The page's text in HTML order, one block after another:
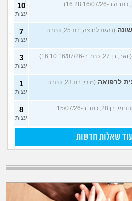
10
עצות
(נהגת לחוצה, בת 25, כתבה
7
עצות
(יואב, בן 27, כתב ב-16/07/26 16:10) 3
עצות
(מירי, בת 23, כתבה
1
עצות
(אנונימי, בן 28, כתב ב-15/07/26
8
עצות
שאלות חדשות